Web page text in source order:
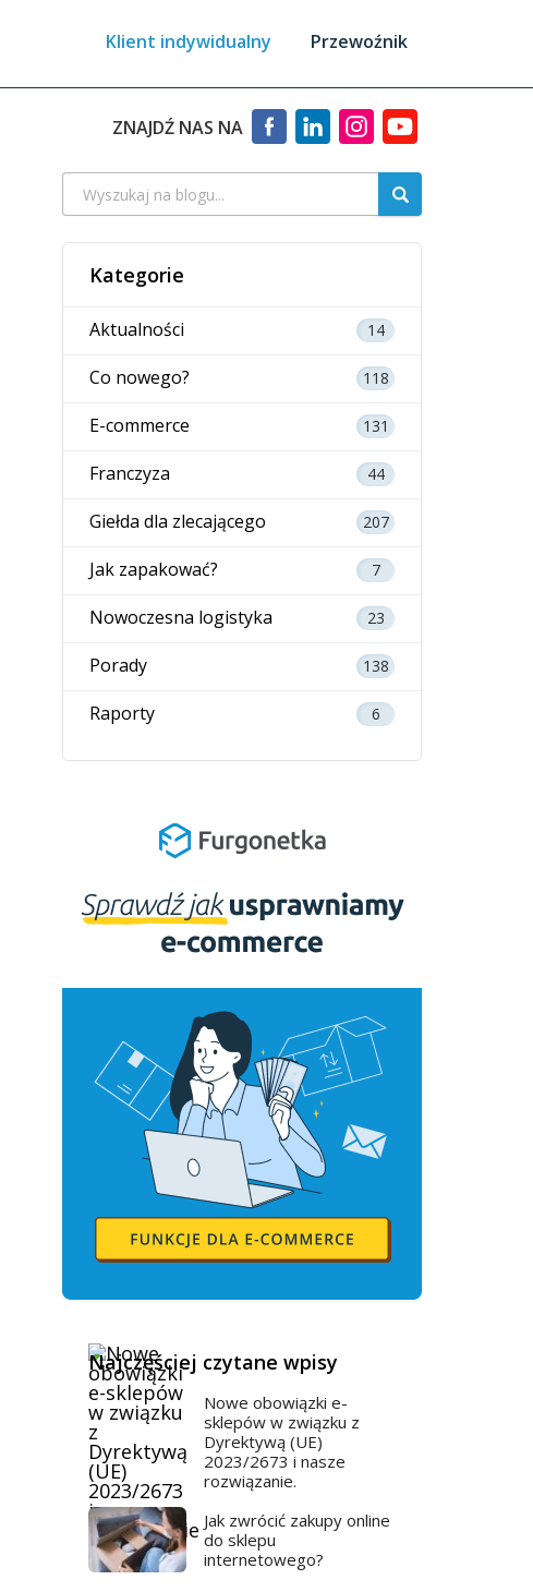
Klient indywidualny Przewoźnik
ZNAJDŹ NAS NA
Kategorie
Aktualności 14
Co nowego? 118
E-commerce 131
Franczyza 44
Giełda dla zlecającego 207
Jak zapakować? 7
Nowoczesna logistyka 23
Porady 138
Raporty 6
Najczęściej czytane wpisy
Nowe obowiązki e-
sklepów w związku z
Dyrektywą (UE)
2023/2673 i nasze
rozwiązanie.
Jak zwrócić zakupy online
do sklepu
internetowego?